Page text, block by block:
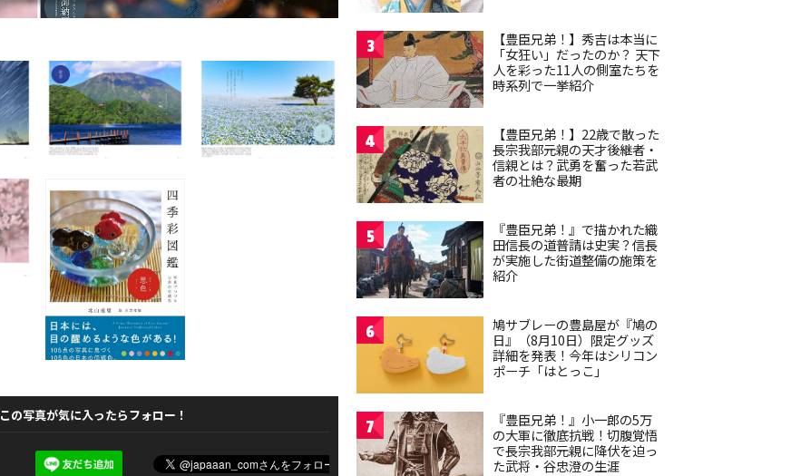
この写真が気に入ったらフォロー！
3
【豊臣兄弟！】秀吉は本当に
「女狂い」だったのか？ 天下
人を彩った11人の側室たちを
時系列で一挙紹介
4
【豊臣兄弟！】22歳で散った
長宗我部元親の天才後継者・
信親とは？武勇を奮った若武
者の壮絶な最期
5
『豊臣兄弟！』で描かれた織
田信長の道普請は史実？信長
が実施した街道整備の施策を
紹介
6
鳩サブレーの豊島屋が『鳩の
日』（8月10日）限定グッズ
詳細を発表！今年はシリコン
ポーチ「はとっこ」
7
『豊臣兄弟！』小一郎の5万
の大軍に徹底抗戦！切腹覚悟
で長宗我部元親に降伏を迫っ
た武将・谷忠澄の生涯